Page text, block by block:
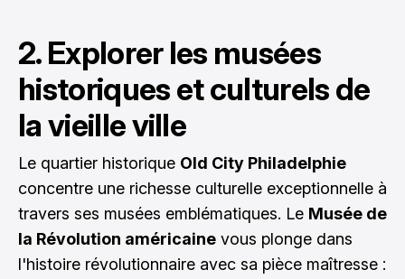
2. Explorer les musées
historiques et culturels de
la vieille ville
Le quartier historique Old City Philadelphie
concentre une richesse culturelle exceptionnelle à
travers ses musées emblématiques. Le Musée de
la Révolution américaine vous plonge dans
l'histoire révolutionnaire avec sa pièce maîtresse :